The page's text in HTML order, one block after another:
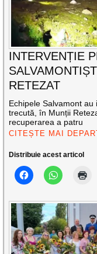
INTERVENȚIE
RETEZAT
Echipele Salvamont
trecută, în Munții
recuperarea a patru
CITEȘTE MAI
Distribuie acest articol